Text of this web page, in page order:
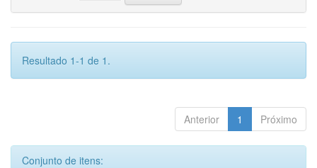
Resultado 1-1 de 1.
Anterior 1 Próximo
Conjunto de itens: